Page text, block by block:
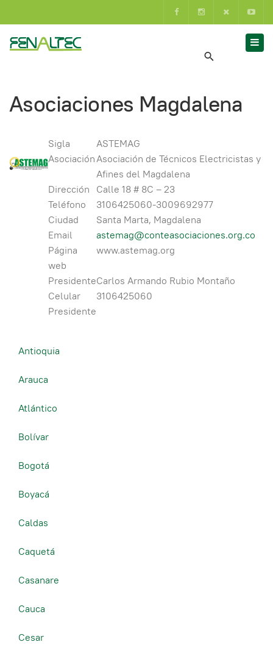
Asociaciones Magdalena
Sigla
ASTEMAG
AsociaciónAsociación de Técnicos Electricistas y
Afines del Magdalena
Dirección
Calle 18 # 8C – 23
Teléfono
3106425060-3009692977
Ciudad
Santa Marta, Magdalena
Email
astemag@conteasociaciones.org.co
Página
web
www.astemag.org
PresidenteCarlos Armando Rubio Montaño
Celular
Presidente
3106425060
Antioquia
Arauca
Atlántico
Bolívar
Bogotá
Boyacá
Caldas
Caquetá
Casanare
Cauca
Cesar